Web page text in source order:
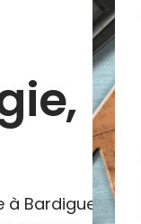
à Bardigues